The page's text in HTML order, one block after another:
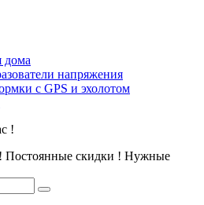
дома
напряжения
с GPS и эхолотом
!
Постоянные скидки ! Нужные